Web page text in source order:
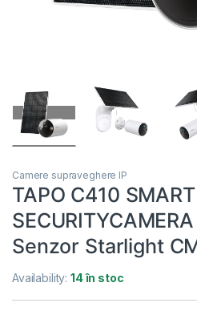
Camere supraveghere IP
TAPO C410
Senzor Starlight
Availability:14 în stoc